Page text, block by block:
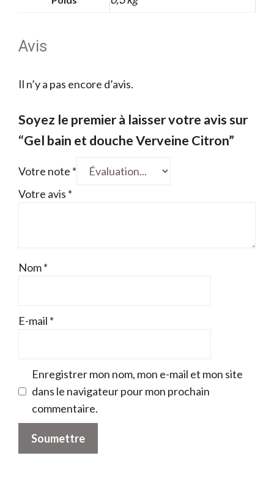
Avis
Il n’y a pas encore d’avis.
Soyez le premier à laisser votre avis sur
“Gel bain et douche Verveine Citron”
Votre note *
Votre avis *
Nom*
E-mail *
Enregistrer mon nom, mon e-mail et mon site
dans le navigateur pour mon prochain
commentaire.